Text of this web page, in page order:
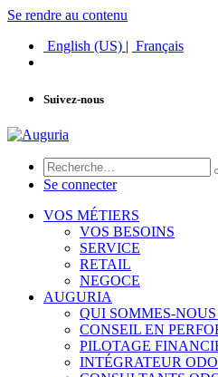
Se rendre au contenu
English (US) | Français
Suivez-nous
Se connecter
VOS MÉTIERS
VOS BESOINS
SERVICE
RETAIL
NEGOCE
AUGURIA
QUI SOMMES-NOUS
CONSEIL EN
PILOTAGE
INTÉGRATEUR